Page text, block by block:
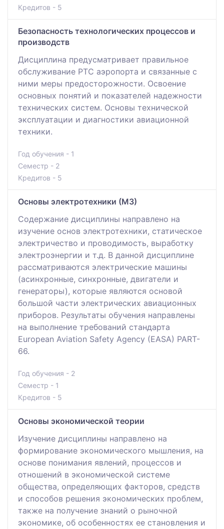
Кредитов - 5
Безопасность технологических процессов и
производств
Дисциплина предусматривает правильное
обслуживание РТС аэропорта и связанные с
ними меры предосторожности. Освоение
основных понятий и показателей надежности
технических систем. Основы технической
эксплуатации и диагностики авиационной
техники.
Год обучения - 1
Семестр - 2
Кредитов - 5
Основы электротехники (М3)
Содержание дисциплины направлено на
изучение основ электротехники, статическое
электричество и проводимость, выработку
электроэнергии и т.д. В данной дисциплине
рассматриваются электрические машины
(асинхронные, синхронные, двигатели и
генераторы), которые являются основой
большой части электрических авиационных
приборов. Результаты обучения направлены
на выполнение требований стандарта
European Aviation Safety Agency (EASA) PART-
66.
Год обучения - 2
Семестр - 1
Кредитов - 5
Основы экономической теории
Изучение дисциплины направлено на
формирование экономического мышления, на
основе понимания явлений, процессов и
отношений в экономической системе
общества, определяющих факторов, средств
и способов решения экономических проблем,
также на получение знаний о рыночной
экономике, об особенностях ее становления и